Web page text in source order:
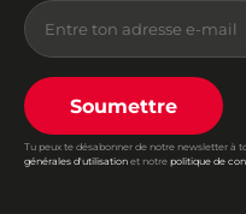
Soumettre
Tu peux te désabonner de notre newsletter à
générales d'utilisation et notre politique de